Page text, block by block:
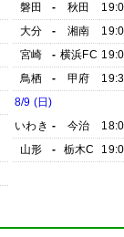
磐田
- 秋田
大分
- 湘南
宮崎
- 横浜FC
鳥栖
- 甲府
8/9 (日)
いわき - 今治
山形
- 栃木C